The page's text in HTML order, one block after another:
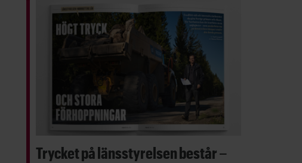
Trycket på länsstyrelsen består –